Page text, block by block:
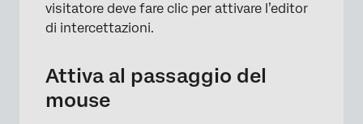
visitatore deve fare clic per attivare l’editor
di intercettazioni.
Attiva al passaggio del
mouse